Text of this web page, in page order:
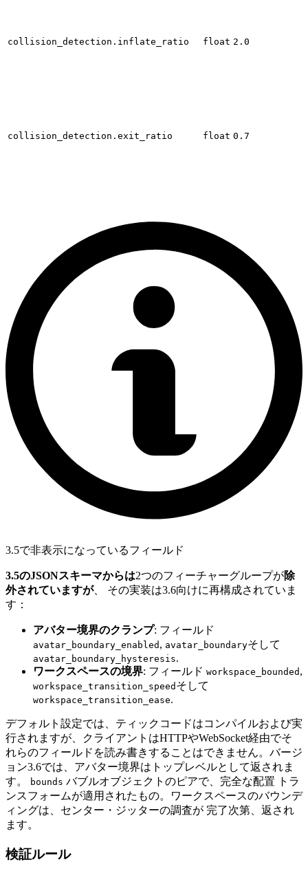
collision_detection.inflate_ratio float 2.0
collision_detection.exit_ratio float 0.7
3.5で非表示になっているフィールド
3.5のJSONスキーマからは2つのフィーチャーグループが除
外されていますが、 その実装は3.6向けに再構成されていま
す：
アバター境界のクランプ: フィールド
avatar_boundary_enabled , avatar_boundaryそして
avatar_boundary_hysteresis.
ワークスペースの境界: フィールド workspace_bounded ,
workspace_transition_speed そして
workspace_transition_ease.
デフォルト設定では、ティックコードはコンパイルおよび実
行されますが、クライアントはHTTPやWebSocket経由でそ
れらのフィールドを読み書きすることはできません。バージ
ョン3.6では、アバター境界はトップレベルとして返されま
す。
bounds バブルオブジェクトのピアで、完全な配置 トラ
ンスフォームが適用されたもの。ワークスペースのバウンデ
ィングは、センター・ジッターの調査が 完了次第、返され
ます。
検証ルール